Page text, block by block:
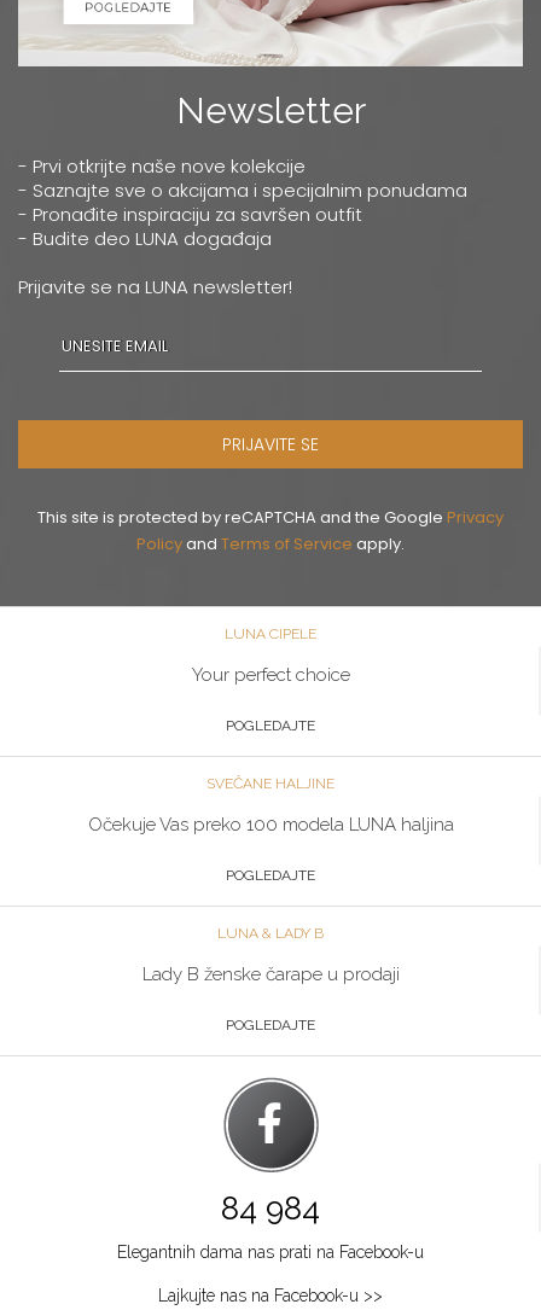
Newsletter
- Prvi otkrijte naše nove kolekcije
- Saznajte sve o akcijama i specijalnim ponudama
- Pronađite inspiraciju za savršen outfit
- Budite deo LUNA događaja
Prijavite se na LUNA newsletter!
PRIJAVITE SE
This site is protected by reCAPTCHA and the Google Privacy
Policyand Terms of Service apply.
LUNA CIPELE
Your perfect choice
POGLEDAJTE
SVEČANE HALJINE
Očekuje Vas preko 100 modela LUNA haljina
POGLEDAJTE
LUNA & LADY B
Lady B ženske čarape u prodaji
POGLEDAJTE
84 984
Elegantnih dama nas prati na Facebook-u
Lajkujte nas na Facebook-u >>